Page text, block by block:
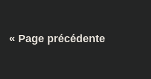
« Page précédente